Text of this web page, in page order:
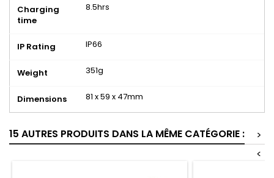
Charging
time
8.5hrs
IP Rating IP66
Weight 351g
Dimensions 81 x 59 x 47mm
15 AUTRES PRODUITS DANS LA MÊME CATÉGORIE :
>
<